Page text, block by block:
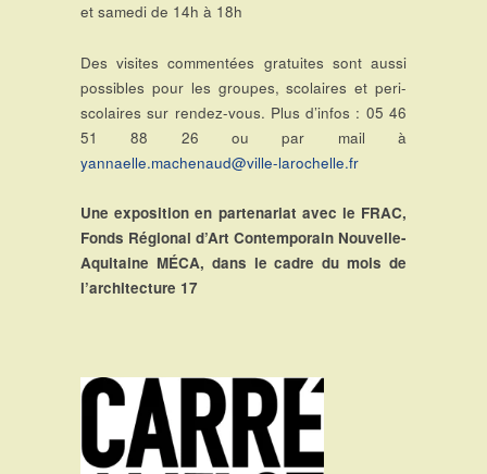
et samedi de 14h à 18h
Des visites commentées gratuites sont aussi
possibles pour les groupes, scolaires et peri-
scolaires sur rendez-vous. Plus d’infos : 05 46
51 88 26 ou par mail à
yannaelle.machenaud@ville-larochelle.fr
Une exposition en partenariat avec le FRAC,
Fonds Régional d’Art Contemporain Nouvelle-
Aquitaine MÉCA, dans le cadre du mois de
l’architecture 17